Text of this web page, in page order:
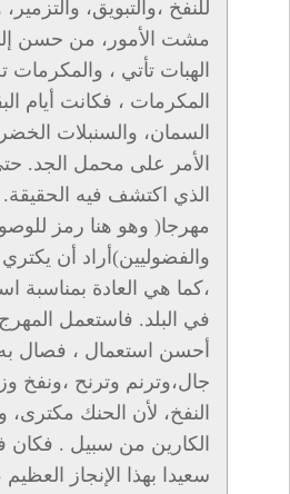
للنفخ ،والتبويق، والتزمير،
مشت الأمور، من حسن
الهبات تأتي ، والمكرمات
المكرمات ، فكانت أيام
السمان، والسنبلات
الأمر على محمل الجد.
الذي اكتشف فيه
مهرجا( وهو هنا رمز
والفضوليين)أراد أن
،كما هي العادة بمناسبة
في البلد. فاستعمل
أحسن استعمال ، فصال
جال،وترنم وترنح ،ونفخ
النفخ، لأن الحنك مكترى،
الكارين من سبيل . فكان
سعيدا بهذا الإنجاز